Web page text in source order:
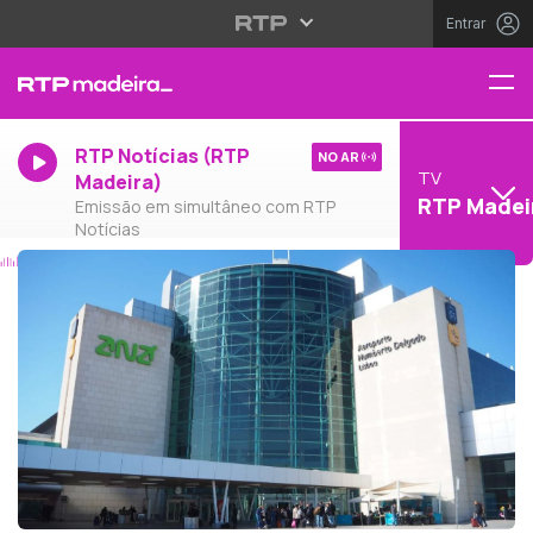
Entrar
RTP Notícias (RTP
Madeira)
Emissão em simultâneo com RTP
Notícias
NO AR
TV
RTP